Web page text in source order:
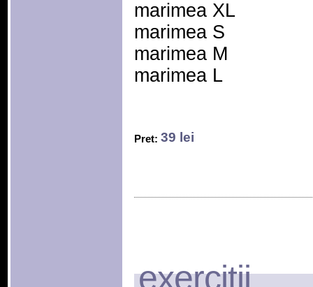
marimea XL
marimea S
marimea M
marimea L
Pret: 39 lei
exercitii